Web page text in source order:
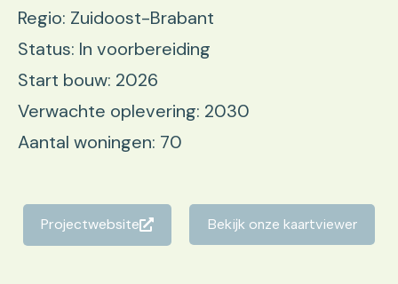
Regio: Zuidoost-Brabant
Status: In voorbereiding
Start bouw: 2026
Verwachte oplevering: 2030
Aantal woningen: 70
Projectwebsite Bekijk onze kaartviewer